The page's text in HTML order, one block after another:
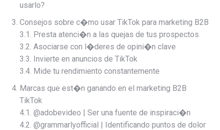
usarlo?
Consejos sobre c�mo usar TikTok para marketing B2B
3.1. Presta atenci�n a las quejas de tus prospectos
3.2. Asociarse con l�deres de opini�n clave
3.3. Invierte en anuncios de TikTok
3.4. Mide tu rendimiento constantemente
Marcas que est�n ganando en el marketing B2B
TikTok
4.1. @adobevideo | Ser una fuente de inspiraci�n
4.2. @grammarlyofficial | Identificando puntos de dolor